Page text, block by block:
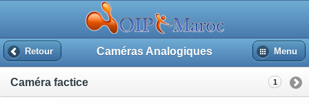
Retour Caméras Analogiques Menu
Caméra factice 1